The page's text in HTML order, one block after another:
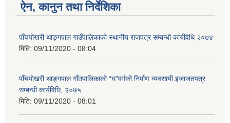
ऐन, कानुन तथा निर्देशिका
पाँचपोखरी थाङ्गपाल गाउँपालिकाको स्थानीय राजपत्र सम्बन्धी कार्यविधि २०७४
मिति: 09/11/2020 - 08:04
पाँचपोखरी थाङ्गपाल गाँउपालिकाको “घ”वर्गको निर्माण व्यवसायी इजाजतपत्र
सम्बन्धी कार्यविधि, २०७५
मिति: 09/11/2020 - 08:01